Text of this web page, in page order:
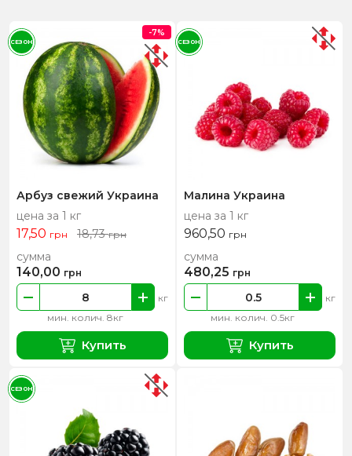
Арбуз свежий Украина
цена за 1 кг
17,50 грн 18,73грн
мин. колич. 8кг
кг
сумма
140,00 грн
Купить
-7%
СЕЗОН
Малина Украина
цена за 1 кг
960,50 грн
мин. колич. 0.5кг
кг
сумма
480,25 грн
Купить
СЕЗОН
СЕЗОН